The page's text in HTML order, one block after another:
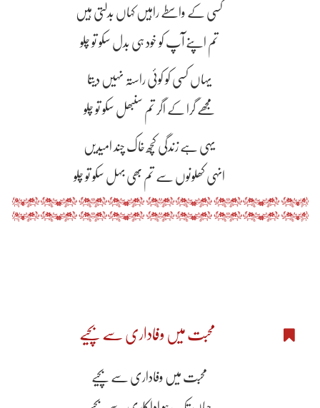
کسی کے واسطے راہیں کہاں بدلتی ہیں
تم اپنے آپ کو خود ہی بدل سکو تو چلو
یہاں کسی کو کوئی راستہ نہیں دیتا
مجھے گرا کے اگر تم سنبھل سکو تو چلو
یہی ہے زندگی کچھ خاک چند امیدیں
انہی کھلونوں سے تم بھی بہل سکو تو چلو
محبت میں وفاداری سے بچیے
محبت میں وفاداری سے بچیے